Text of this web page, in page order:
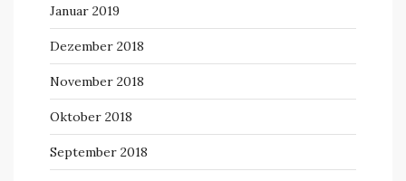
Januar 2019
Dezember 2018
November 2018
Oktober 2018
September 2018